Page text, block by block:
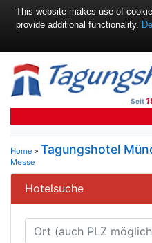
Seit
Home » Tagungshotel
Messe
Hotelsuche
This website makes use of
provide additional functionality.